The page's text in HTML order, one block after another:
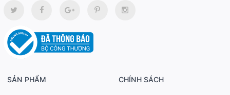
SẢN PHẨM CHÍNH SÁCH